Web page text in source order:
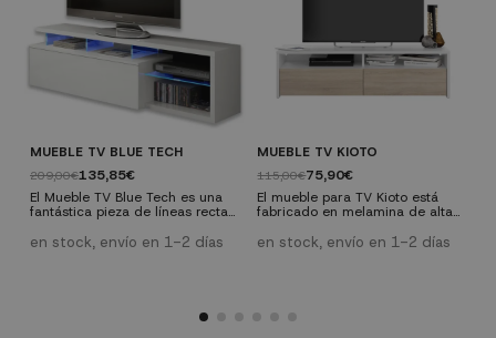
MUEBLE TV BLUE TECH
209,00€135,85€
El Mueble TV Blue Tech es una
fantástica pieza de líneas rectas
perfección modernidad y
funcionalidad. Se trata de una
en stock, envío en 1-2 días
MUEBLE TV KIOTO
115,00€75,90€
El mueble para TV Kioto está
fabricado en melamina de alta
y roble canadian, ideal para
crear un ambiente cálido y
en stock, envío en 1-2 días